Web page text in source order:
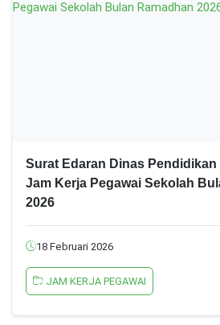
Surat Edaran Dinas Pendidikan
Jam Kerja Pegawai Sekolah
2026
18 Februari 2026
JAM KERJA PEGAWAI